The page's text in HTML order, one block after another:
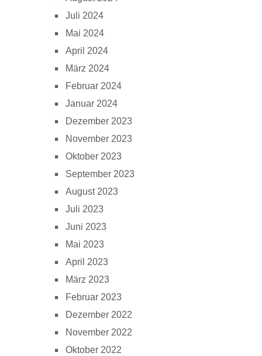
Juli 2024
Mai 2024
April 2024
März 2024
Februar 2024
Januar 2024
Dezember 2023
November 2023
Oktober 2023
September 2023
August 2023
Juli 2023
Juni 2023
Mai 2023
April 2023
März 2023
Februar 2023
Dezember 2022
November 2022
Oktober 2022